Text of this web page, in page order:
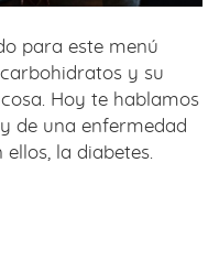
para este menú
y su
Hoy te hablamos
de una enfermedad
la diabetes.